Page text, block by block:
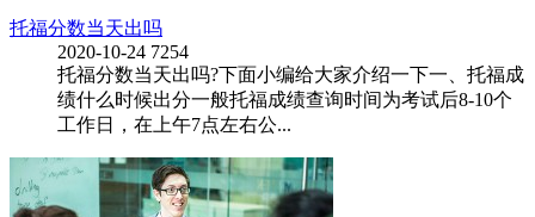
托福分数当天出吗
2020-10-24 7254
托福分数当天出吗?下面小编给大家介绍一下一、托福成
绩什么时候出分一般托福成绩查询时间为考试后8-10个
工作日，在上午7点左右公...